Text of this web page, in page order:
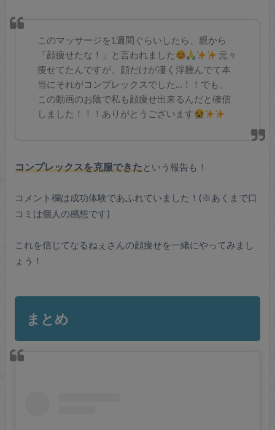
このマッサージを1週間ぐらいしたら、親から
「顔痩せたな！」と言われました
元々
痩せてたんですが、顔だけが凄く浮腫んでて本
当にそれがコンプレックスでした…！！でも、
この動画のお陰で私も顔痩せ出来るんだと確信
しました！！！ありがとうございます
コンプレックスを克服できたという報告も！
コメント欄は成功体験であふれていました！(※あくまで口
コミは個人の感想です)
これを信じてなるねぇさんの顔痩せを一緒にやってみまし
ょう！
まとめ